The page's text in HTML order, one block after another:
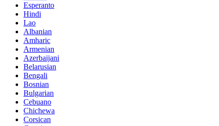
Esperanto
Hindi
Lao
Albanian
Amharic
Armenian
Azerbaijani
Belarusian
Bengali
Bosnian
Bulgarian
Cebuano
Chichewa
Corsican